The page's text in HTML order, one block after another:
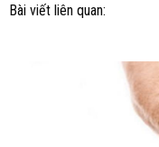
Bài viết liên quan: